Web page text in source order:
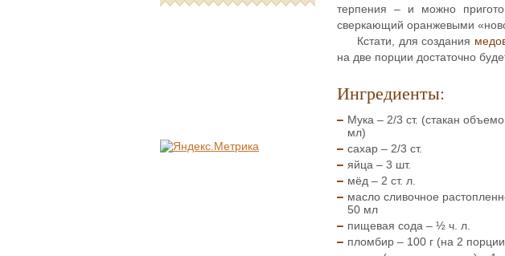
терпения – и можно
сверкающий оранжевыми
Кстати, для создания
на две порции достаточно
Ингредиенты:
Мука – 2/3 ст. (стакан
мл)
сахар – 2/3 ст.
яйца – 3 шт.
мёд – 2 ст. л.
масло сливочное
50 мл
пищевая сода – ½ ч. л.
пломбир – 100 г (на 2